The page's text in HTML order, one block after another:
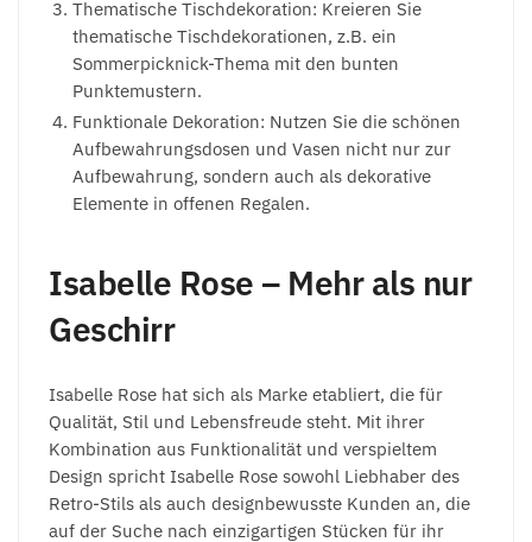
Thematische Tischdekoration: Kreieren Sie
thematische Tischdekorationen, z.B. ein
Sommerpicknick-Thema mit den bunten
Punktemustern.
Funktionale Dekoration: Nutzen Sie die schönen
Aufbewahrungsdosen und Vasen nicht nur zur
Aufbewahrung, sondern auch als dekorative
Elemente in offenen Regalen.
Isabelle Rose – Mehr als nur
Geschirr
Isabelle Rose hat sich als Marke etabliert, die für
Qualität, Stil und Lebensfreude steht. Mit ihrer
Kombination aus Funktionalität und verspieltem
Design spricht Isabelle Rose sowohl Liebhaber des
Retro-Stils als auch designbewusste Kunden an, die
auf der Suche nach einzigartigen Stücken für ihr